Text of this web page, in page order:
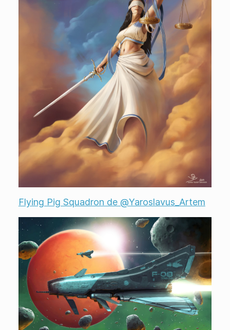
Flying Pig Squadron de @Yaroslavus_Artem